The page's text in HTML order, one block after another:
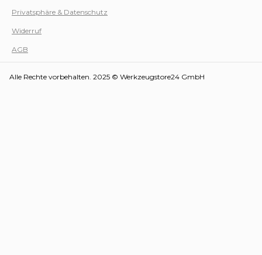
Privatsphäre & Datenschutz
Widerruf
AGB
Alle Rechte vorbehalten. 2025 © Werkzeugstore24 GmbH